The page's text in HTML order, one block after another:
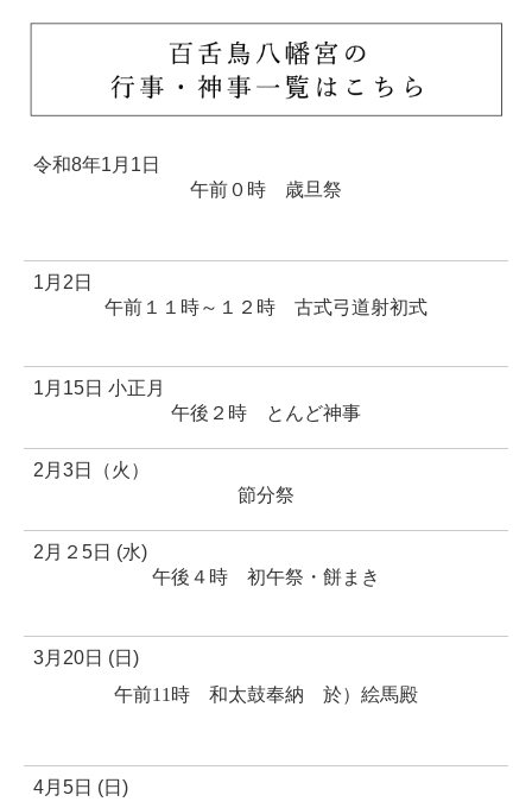
令和8年1月1日
午前０ 時 歳旦祭
1月2日
午前１１時～１２時 古式弓道射初式
1月15日 小正月
午後２時 とんど神事
2月3日（火）
節分祭
2月２5日 (水)
午後４時 初午祭・餅まき
3月20日 (日)
午前11時 和太鼓奉納 於）絵馬殿
4月5日 (日)